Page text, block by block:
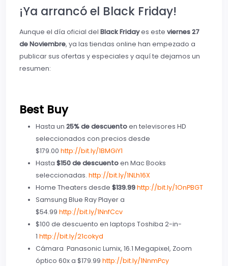
¡Ya arrancó el Black Friday!
Aunque el día oficial del Black Fridayes este viernes 27
de Noviembre, ya las tiendas online han empezado a
publicar sus ofertas y especiales y aquí te dejamos un
resumen:
Best Buy
Hasta un 25% de descuentoen televisores HD
seleccionados con precios desde
$179.00 http://bit.ly/1BMGiY1
Hasta $150 de descuentoen Mac Books
seleccionadas. http://bit.ly/1NLh16X
Home Theaters desde $139.99http://bit.ly/1OnPBGT
Samsung Blue Ray Player a
$54.99 http://bit.ly/1NnfCcv
$100 de descuento en laptops Toshiba 2-in-
1 http://bit.ly/21cokyd
Cámara Panasonic Lumix, 16.1 Megapixel, Zoom
óptico 60x a $179.99 http://bit.ly/1NnmPcy